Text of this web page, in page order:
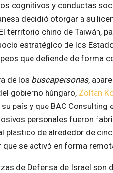
cognitivos y conductas
decidió otorgar a su
territorio chino de Taiwán,
estratégico de los
que defiende de forma
de los buscapersonas,
gobierno húngaro, Zoltan
país y que BAC Consulting
personales fueron
plástico de alrededor de
que se activó en forma
de Defensa de Israel son